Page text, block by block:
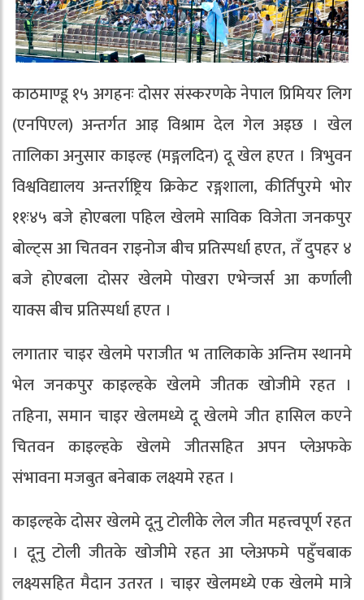
काठमाण्डू १५ अगहनः दोसर संस्करणके नेपाल प्रिमियर लिग
(एनपिएल) अन्तर्गत आइ विश्राम देल गेल अइछ । खेल
तालिका अनुसार काइल्ह (मङ्गलदिन) दू खेल हएत । त्रिभुवन
विश्वविद्यालय अन्तर्राष्ट्रिय क्रिकेट रङ्गशाला, कीर्तिपुरमे भोर
११ः४५ बजे होएबला पहिल खेलमे साविक विजेता जनकपुर
बोल्ट्स आ चितवन राइनोज बीच प्रतिस्पर्धा हएत, तँ दुपहर ४
बजे होएबला दोसर खेलमे पोखरा एभेन्जर्स आ कर्णाली
याक्स बीच प्रतिस्पर्धा हएत ।
लगातार चाइर खेलमे पराजीत भ तालिकाके अन्तिम स्थानमे
भेल जनकपुर काइल्हके खेलमे जीतक खोजीमे रहत ।
तहिना, समान चाइर खेलमध्ये दू खेलमे जीत हासिल कएने
चितवन काइल्हके खेलमे जीतसहित अपन प्लेअफके
संभावना मजबुत बनेबाक लक्ष्यमे रहत ।
काइल्हके दोसर खेलमे दूनु टोलीके लेल जीत महत्त्वपूर्ण रहत
। दूनु टोली जीतके खोजीमे रहत आ प्लेअफमे पहुँचबाक
लक्ष्यसहित मैदान उतरत । चाइर खेलमध्ये एक खेलमे मात्रे